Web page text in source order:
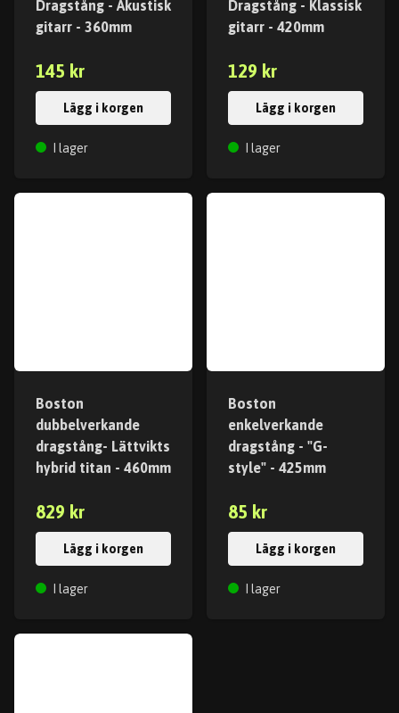
Dragstång - Akustisk
gitarr - 360mm
145 kr
Lägg i korgen
I lager
Dragstång - Klassisk
gitarr - 420mm
129 kr
Lägg i korgen
I lager
Boston
dubbelverkande
dragstång- Lättvikts
hybrid titan - 460mm
829 kr
Lägg i korgen
I lager
Boston
enkelverkande
dragstång - "G-
style" - 425mm
85 kr
Lägg i korgen
I lager